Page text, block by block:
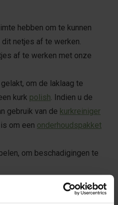
hebben om te kunnen
dit netjes af te werken.
af te werken met onze
om de laklaag te
kurk polish. Indien u de
gebruik van de kurkreiniger
om een onderhoudspakket
om beschadigingen te